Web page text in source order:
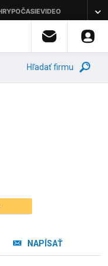
Hľadať firmu
NAPÍSAŤ